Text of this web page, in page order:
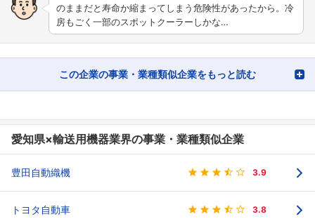
のままだと寿命か縮まってしまう危険性があったから。冷
房もごく一部のスポットクーラーしかな…
この企業の事業・業種類似企業をもっと読む
愛知県×輸送用機器業界の事業・業種類似企業
豊田自動織機 3.9
トヨタ自動車 3.8